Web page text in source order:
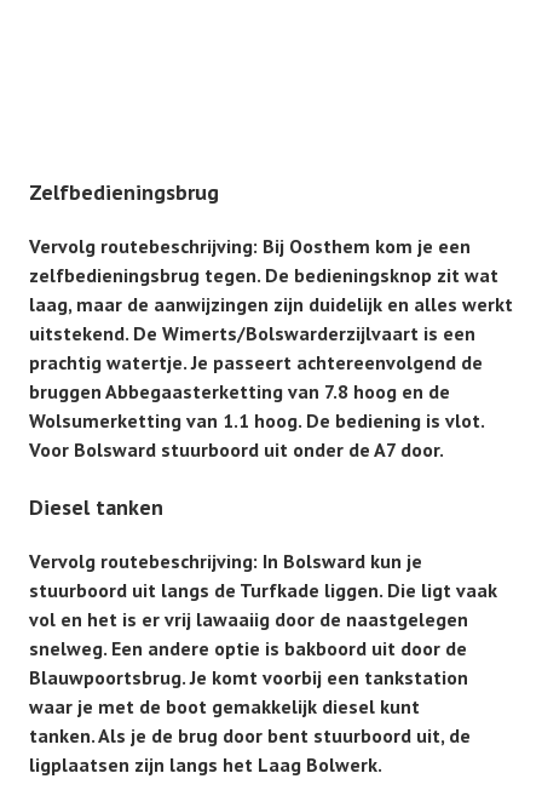
Zelfbedieningsbrug
Vervolg routebeschrijving: Bij Oosthem kom je een
zelfbedieningsbrug tegen. De bedieningsknop zit wat
laag, maar de aanwijzingen zijn duidelijk en alles werkt
uitstekend. De Wimerts/Bolswarderzijlvaart is een
prachtig watertje. Je passeert achtereenvolgend de
bruggen Abbegaasterketting van 7.8 hoog en de
Wolsumerketting van 1.1 hoog. De bediening is vlot.
Voor Bolsward stuurboord uit onder de A7 door.
Diesel tanken
Vervolg routebeschrijving: In Bolsward kun je
stuurboord uit langs de Turfkade liggen. Die ligt vaak
vol en het is er vrij lawaaiig door de naastgelegen
snelweg. Een andere optie is bakboord uit door de
Blauwpoortsbrug. Je komt voorbij een tankstation
waar je met de boot gemakkelijk diesel kunt
tanken. Als je de brug door bent stuurboord uit, de
ligplaatsen zijn langs het Laag Bolwerk.